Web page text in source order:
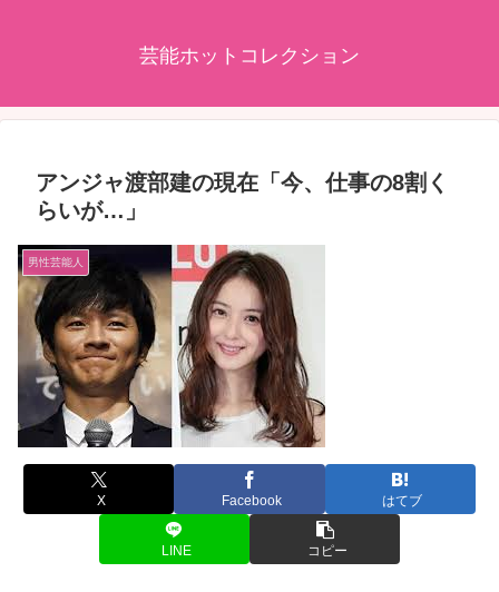
芸能ホットコレクション
アンジャ渡部建の現在「今、仕事の8割く
らいが…」
男性芸能人
X Facebook はてブ
LINE コピー